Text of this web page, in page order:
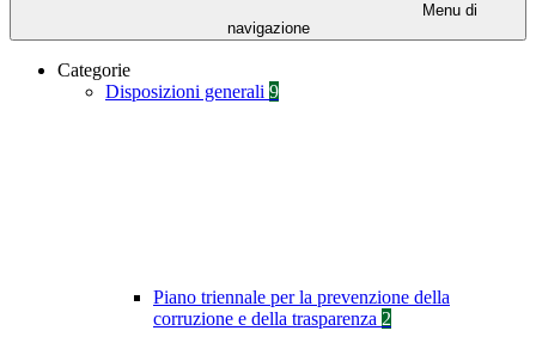
Menu di
navigazione
Categorie
Disposizioni generali 9
Piano triennale per la prevenzione della
corruzione e della trasparenza 2